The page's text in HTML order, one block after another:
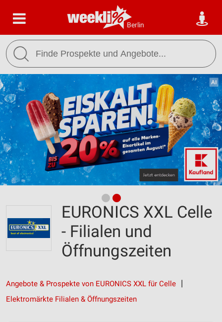
Berlin
EURONICS XXL Celle
- Filialen und
Öffnungszeiten
Angebote & Prospekte von EURONICS XXL für Celle
Elektromärkte Filialen & Öffnungszeiten